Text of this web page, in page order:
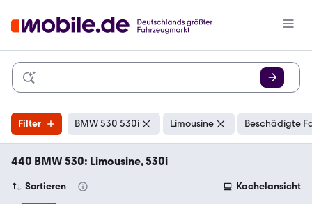
Filter BMW 530 530i Limousine Beschädigte
440 BMW 530: Limousine, 530i
Sortieren Kachelansicht